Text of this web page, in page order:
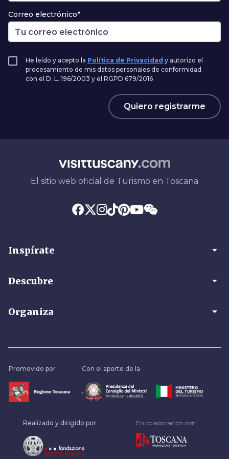
Correo electrónico*
He leído y acepto la Política de Privacidad y autorizo el
procesamiento de mis datos personales de conformidad
con el D. L. 196/2003 y el RGPD 679/2016
Quiero registrarme
El sitio web oficial de Turismo en Toscana
Inspírate arrow_drop_down
Descubre arrow_drop_down
Organiza arrow_drop_down
Promovido por Con el aporte de la
.
Realizado y dirigido por En colaboración con